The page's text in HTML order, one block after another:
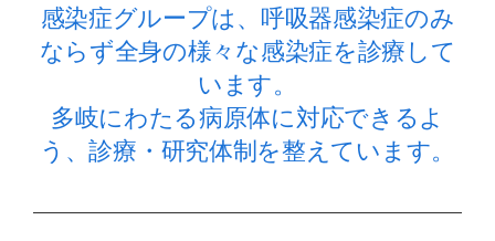
感染症グループは、呼吸器感染症のみ
ならず全身の様々な感染症を診療して
います。
多岐にわたる病原体に対応できるよ
う、診療・研究体制を整えています。